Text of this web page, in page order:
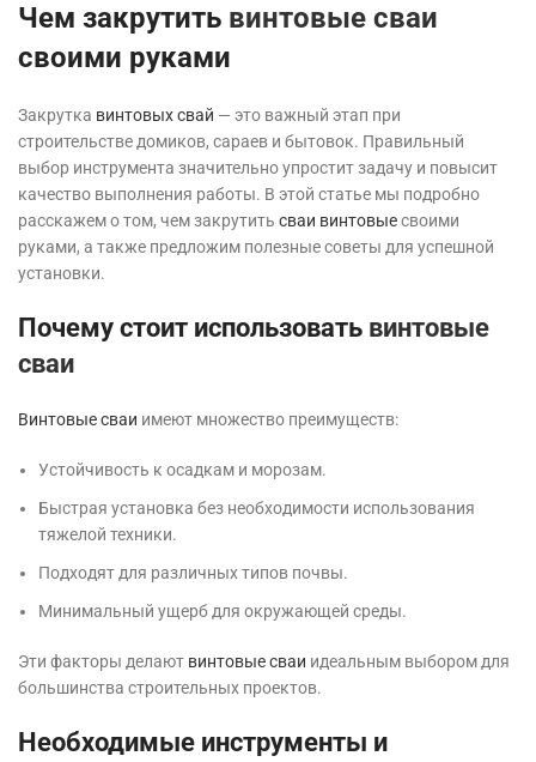
Чем закрутить винтовые сваи
своими руками
Закрутка винтовых свай — это важный этап при
строительстве домиков, сараев и бытовок. Правильный
выбор инструмента значительно упростит задачу и повысит
качество выполнения работы. В этой статье мы подробно
расскажем о том, чем закрутить сваи винтовыесвоими
руками, а также предложим полезные советы для успешной
установки.
Почему стоит использовать винтовые
сваи
Винтовые сваи имеют множество преимуществ:
Устойчивость к осадкам и морозам.
Быстрая установка без необходимости использования
тяжелой техники.
Подходят для различных типов почвы.
Минимальный ущерб для окружающей среды.
Эти факторы делают винтовые сваи идеальным выбором для
большинства строительных проектов.
Необходимые инструменты и